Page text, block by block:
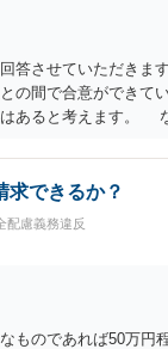
確定すれば、判決認
財産を差押えます
って変わります。ま
変わってきます。
答させていただき
の間で合意ができて
あると考えます。
しているのにもかか
休日・時間外労働に
で、録音データや
る意思がないのであ
うなどの対応が考え
りの法律事務所にご
えます。
求できるか？
配慮義務違反
ものであれば50万円